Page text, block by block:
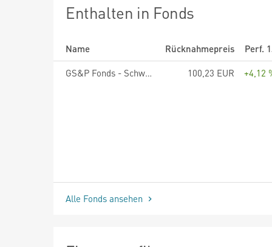
Enthalten in Fonds
Name Rücknahmepreis
Perf.
GS&P Fonds - Schwellenländer R EUR
100,23 EUR +4,12
Alle Fonds ansehen